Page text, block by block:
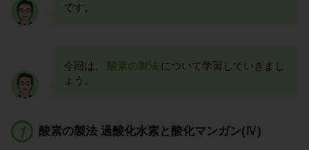
です。
今回は、 酸素の製法 について学習していきまし
ょう。
酸素の製法 過酸化水素と酸化マンガン(Ⅳ)